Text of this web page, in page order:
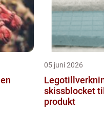
05 juni 2026
Legotillverkning från
skissblocket
produkt